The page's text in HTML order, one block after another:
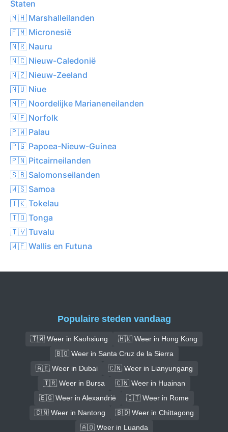
Staten
🇲🇭 Marshalleilanden
🇫🇲 Micronesië
🇳🇷 Nauru
🇳🇨 Nieuw-Caledonië
🇳🇿 Nieuw-Zeeland
🇳🇺 Niue
🇲🇵 Noordelijke Marianeneilanden
🇳🇫 Norfolk
🇵🇼 Palau
🇵🇬 Papoea-Nieuw-Guinea
🇵🇳 Pitcairneilanden
🇸🇧 Salomonseilanden
🇼🇸 Samoa
🇹🇰 Tokelau
🇹🇴 Tonga
🇹🇻 Tuvalu
🇼🇫 Wallis en Futuna
Populaire steden vandaag
🇹🇼 Weer in Kaohsiung
🇭🇰 Weer in Hong Kong
🇧🇴 Weer in Santa Cruz de la Sierra
🇦🇪 Weer in Dubai
🇨🇳 Weer in Lianyungang
🇹🇷 Weer in Bursa
🇨🇳 Weer in Huainan
🇪🇬 Weer in Alexandrië
🇮🇹 Weer in Rome
🇨🇳 Weer in Nantong
🇧🇩 Weer in Chittagong
🇦🇴 Weer in Luanda